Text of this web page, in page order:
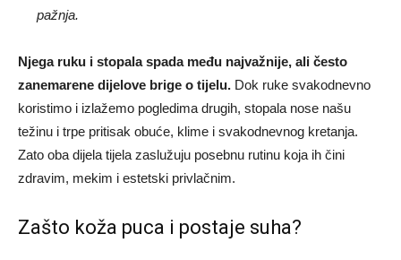
pažnja.
Njega ruku i stopala spada među najvažnije, ali često
zanemarene dijelove brige o tijelu. Dok ruke svakodnevno
koristimo i izlažemo pogledima drugih, stopala nose našu
težinu i trpe pritisak obuće, klime i svakodnevnog kretanja.
Zato oba dijela tijela zaslužuju posebnu rutinu koja ih čini
zdravim, mekim i estetski privlačnim.
Zašto koža puca i postaje suha?